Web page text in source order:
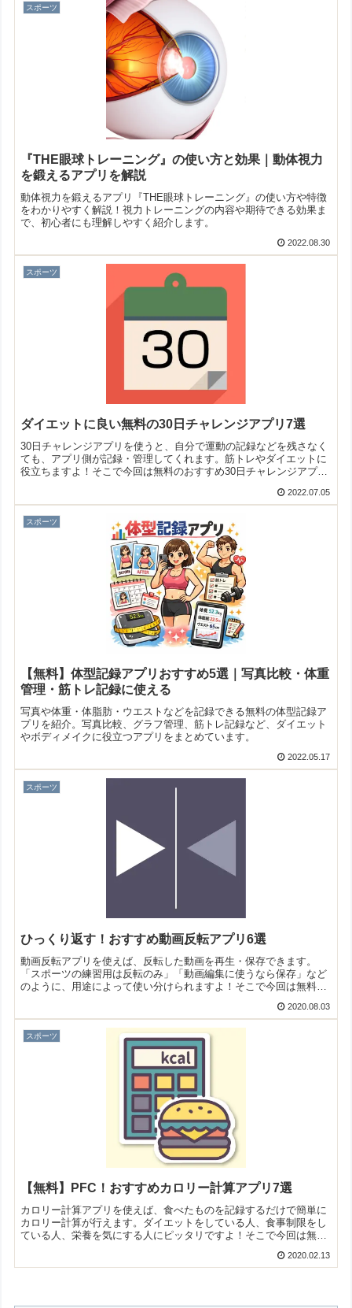
スポーツ
『THE眼球トレーニング』の使い方と効果｜動体視力
を鍛えるアプリを解説
動体視力を鍛えるアプリ『THE眼球トレーニング』の使い方や特徴
をわかりやすく解説！視力トレーニングの内容や期待できる効果ま
で、初心者にも理解しやすく紹介します。
2022.08.30
スポーツ
ダイエットに良い無料の30日チャレンジアプリ7選
30日チャレンジアプリを使うと、自分で運動の記録などを残さなく
ても、アプリ側が記録・管理してくれます。筋トレやダイエットに
役立ちますよ！そこで今回は無料のおすすめ30日チャレンジアプリ
2022.07.05
スポーツ
【無料】体型記録アプリおすすめ5選｜写真比較・体重
管理・筋トレ記録に使える
写真や体重・体脂肪・ウエストなどを記録できる無料の体型記録ア
プリを紹介。写真比較、グラフ管理、筋トレ記録など、ダイエット
やボディメイクに役立つアプリをまとめています。
2022.05.17
スポーツ
ひっくり返す！おすすめ動画反転アプリ6選
動画反転アプリを使えば、反転した動画を再生・保存できます。
「スポーツの練習用は反転のみ」「動画編集に使うなら保存」など
のように、用途によって使い分けられますよ！そこで今回は無料の
2020.08.03
スポーツ
【無料】PFC！おすすめカロリー計算アプリ7選
カロリー計算アプリを使えば、食べたものを記録するだけで簡単に
カロリー計算が行えます。ダイエットをしている人、食事制限をし
ている人、栄養を気にする人にピッタリですよ！そこで今回は無料
2020.02.13